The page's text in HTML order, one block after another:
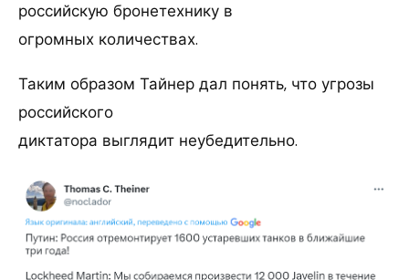
российскую бронетехнику в
огромных количествах.
Таким образом Тайнер дал понять, что угрозы
российского
диктатора выглядит неубедительно.